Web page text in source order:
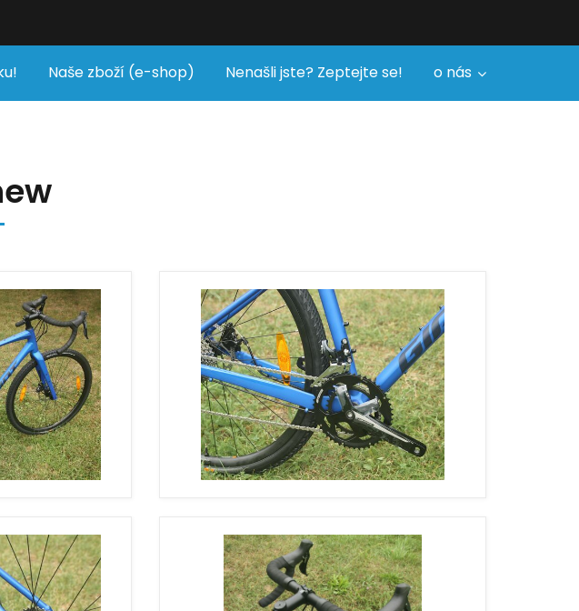
Naše zboží (e-shop) Nenašli jste? Zeptejte se! o nás